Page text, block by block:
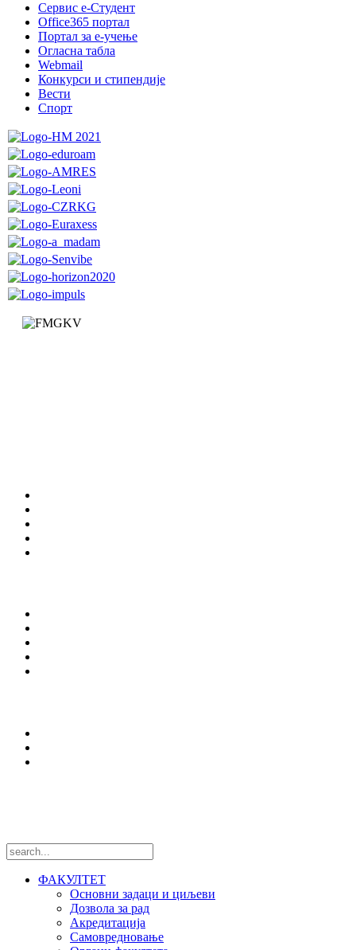
Сервис е-Студент
Office365 портал
Портал за е-учење
Огласна табла
Webmail
Конкурси и стипендије
Вести
Спорт
ФАКУЛТЕТ
Основни задаци и циљеви
Дозвола за рад
Акредитација
Самовредновање